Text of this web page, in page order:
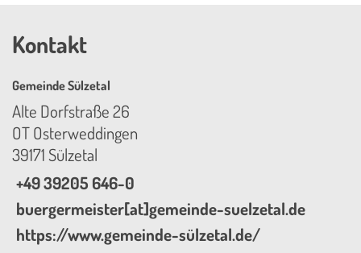
Kontakt
Gemeinde Sülzetal
Alte Dorfstraße 26
OT Osterweddingen
39171 Sülzetal
+49 39205 646-0
buergermeister[at]gemeinde-suelzetal.de
https://www.gemeinde-sülzetal.de/